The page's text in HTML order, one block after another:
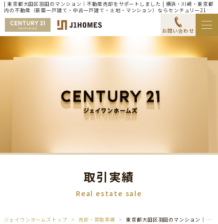
| 東京都大田区羽田のマンション｜不動産売却をサポートしました | 横浜・川崎・東京都
内の不動産（新築一戸建て・中古一戸建て・土地・マンション）ならセンチュリー21ジ
ェイワンホームズ
お問い合わせ
取引実績
Real estate sale
ジェイワンホームズトップ 売却・買取実績 東京都大田区羽田のマンション｜不動産売却をサポートしました